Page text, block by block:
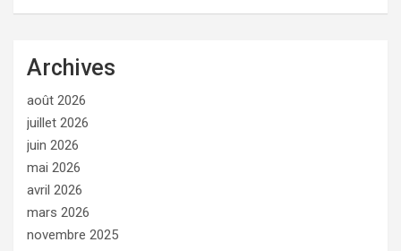
Archives
août 2026
juillet 2026
juin 2026
mai 2026
avril 2026
mars 2026
novembre 2025